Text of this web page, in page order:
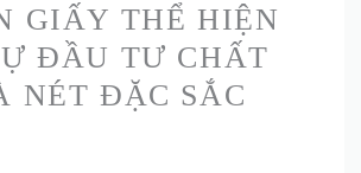
GIẤY THỂ HIỆN
ĐẦU TƯ CHẤT
NÉT ĐẶC SẮC